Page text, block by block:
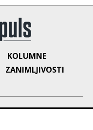
KOLUMNE
ZANIMLJIVOSTI